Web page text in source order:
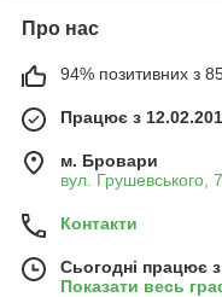
Про нас
94% позитивних з 85
Працює з
м. Бровари
вул. Грушевського,
Контакти
Сьогодні працює
Показати весь